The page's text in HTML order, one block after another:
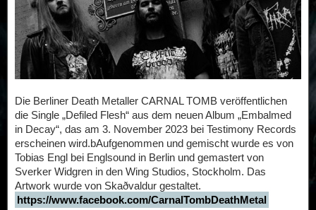
Die Berliner Death Metaller CARNAL TOMB veröffentlichen
die Single „Defiled Flesh“ aus dem neuen Album „Embalmed
in Decay“, das am 3. November 2023 bei Testimony Records
erscheinen wird.bAufgenommen und gemischt wurde es von
Tobias Engl bei Englsound in Berlin und gemastert von
Sverker Widgren in den Wing Studios, Stockholm. Das
Artwork wurde von Skaðvaldur gestaltet.
https://www.facebook.com/CarnalTombDeathMetal